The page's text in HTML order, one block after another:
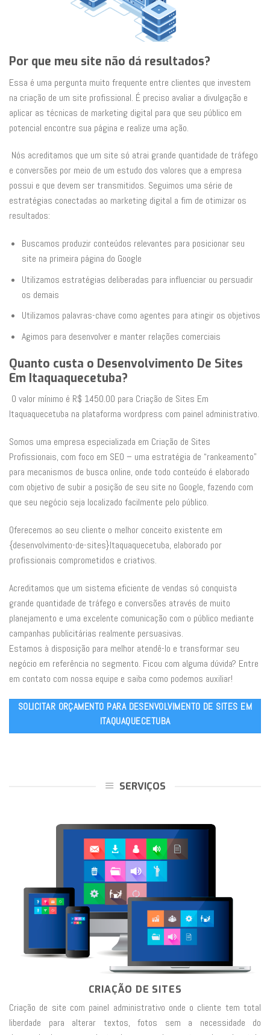
Por que meu site não dá resultados?
Essa é uma pergunta muito frequente entre clientes que investem
na criação de um site profissional. É preciso avaliar a divulgação e
aplicar as técnicas de marketing digital para que seu público em
potencial encontre sua página e realize uma ação.
Nós acreditamos que um site só atrai grande quantidade de tráfego
e conversões por meio de um estudo dos valores que a empresa
possui e que devem ser transmitidos. Seguimos uma série de
estratégias conectadas ao marketing digital a fim de otimizar os
resultados:
Buscamos produzir conteúdos relevantes para posicionar seu
site na primeira página do Google
Utilizamos estratégias deliberadas para influenciar ou persuadir
os demais
Utilizamos palavras-chave como agentes para atingir os objetivos
Agimos para desenvolver e manter relações comerciais
Quanto custa o Desenvolvimento De Sites
Em Itaquaquecetuba?
O valor mínimo é R$ 1450.00 para Criação de Sites Em
Itaquaquecetuba na plataforma wordpress com painel administrativo.
Somos uma empresa especializada em Criação de Sites
Profissionais, com foco em SEO – uma estratégia de “rankeamento”
para mecanismos de busca online, onde todo conteúdo é elaborado
com objetivo de subir a posição de seu site no Google, fazendo com
que seu negócio seja localizado facilmente pelo público.
Oferecemos ao seu cliente o melhor conceito existente em
{desenvolvimento-de-sites}Itaquaquecetuba, elaborado por
profissionais comprometidos e criativos.
Acreditamos que um sistema eficiente de vendas só conquista
grande quantidade de tráfego e conversões através de muito
planejamento e uma excelente comunicação com o público mediante
campanhas publicitárias realmente persuasivas.
Estamos à disposição para melhor atendê-lo e transformar seu
negócio em referência no segmento. Ficou com alguma dúvida? Entre
em contato com nossa equipe e saiba como podemos auxiliar!
SOLICITAR ORÇAMENTO PARA DESENVOLVIMENTO DE SITES EM
ITAQUAQUECETUBA
SERVIÇOS
CRIAÇÃO DE SITES
Criação de site com painel administrativo onde o cliente tem total
liberdade para alterar textos, fotos sem a necessidade do